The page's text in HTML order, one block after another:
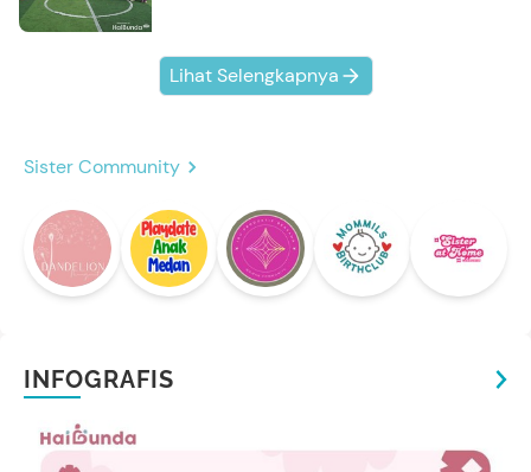
Lihat Selengkapnya
Sister Community
INFOGRAFIS